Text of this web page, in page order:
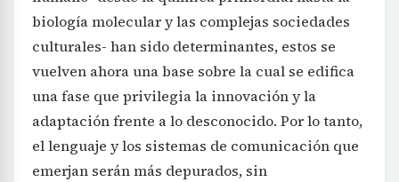
biología molecular y las complejas sociedades
culturales- han sido determinantes, estos se
vuelven ahora una base sobre la cual se edifica
una fase que privilegia la innovación y la
adaptación frente a lo desconocido. Por lo tanto,
el lenguaje y los sistemas de comunicación que
emerjan serán más depurados, sin